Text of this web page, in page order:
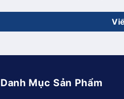
Danh Mục Sản Phẩm